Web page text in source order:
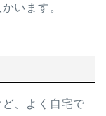
います。
、よく自宅で